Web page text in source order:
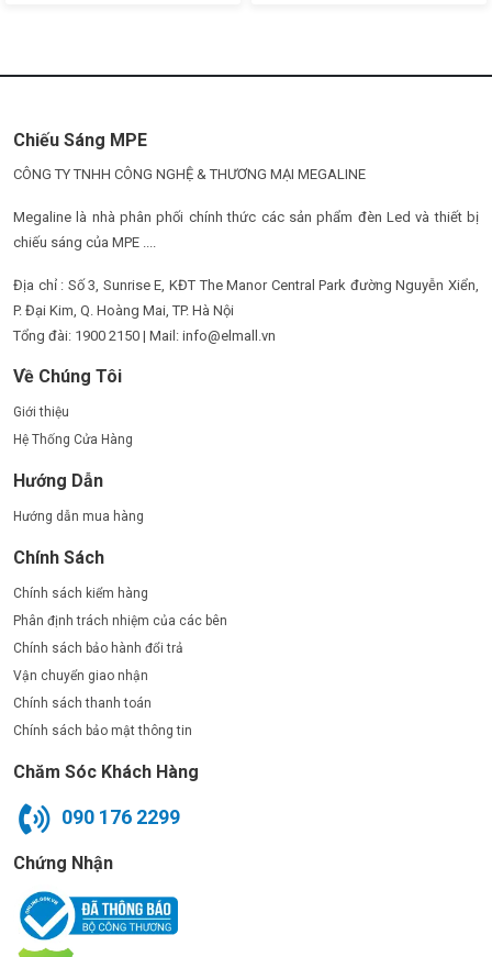
Chiếu Sáng MPE
CÔNG TY TNHH CÔNG NGHỆ & THƯƠNG MẠI MEGALINE
Megaline là nhà phân phối chính thức các sản phẩm đèn Led và thiết bị
chiếu sáng của MPE ....
Địa chỉ : Số 3, Sunrise E, KĐT The Manor Central Park đường Nguyễn Xiển,
P. Đại Kim, Q. Hoàng Mai, TP. Hà Nội
Tổng đài: 1900 2150 | Mail: info@elmall.vn
Về Chúng Tôi
Giới thiệu
Hệ Thống Cửa Hàng
Hướng Dẫn
Hướng dẫn mua hàng
Chính Sách
Chính sách kiểm hàng
Phân định trách nhiệm của các bên
Chính sách bảo hành đổi trả
Vận chuyển giao nhận
Chính sách thanh toán
Chính sách bảo mật thông tin
Chăm Sóc Khách Hàng
090 176 2299
Chứng Nhận